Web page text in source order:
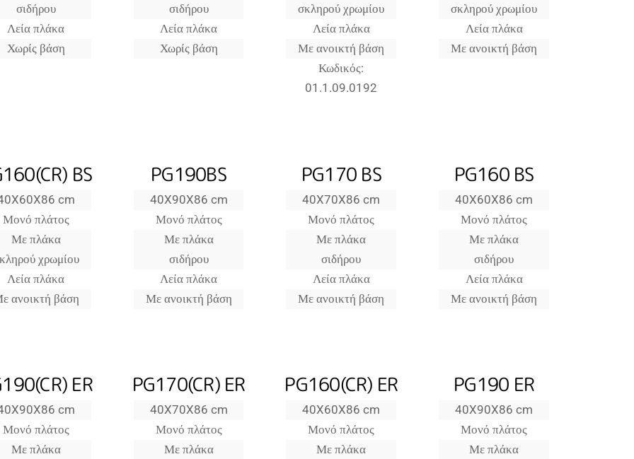
σιδήρου
Λεία πλάκα
Χωρίς βάση
σιδήρου
Λεία πλάκα
Χωρίς βάση
σκληρού χρωμίου
Λεία πλάκα
Με ανοικτή βάση
Κωδικός:
01.1.09.0192
σκληρού χρωμίου
Λεία πλάκα
Με ανοικτή βάση
BS
cm
Μονό πλάτος
Με πλάκα
χρωμίου
Λεία πλάκα
ανοικτή βάση
PG190BS
40X90X86 cm
Μονό πλάτος
Με πλάκα
σιδήρου
Λεία πλάκα
Με ανοικτή βάση
PG170 BS
40X70X86 cm
Μονό πλάτος
Με πλάκα
σιδήρου
Λεία πλάκα
Με ανοικτή βάση
PG160 BS
40X60X86 cm
Μονό πλάτος
Με πλάκα
σιδήρου
Λεία πλάκα
Με ανοικτή βάση
ER
cm
Μονό πλάτος
Με πλάκα
PG170(CR) ER
40X70X86 cm
Μονό πλάτος
Με πλάκα
PG160(CR) ER
40X60X86 cm
Μονό πλάτος
Με πλάκα
PG190 ER
40X90X86 cm
Μονό πλάτος
Με πλάκα